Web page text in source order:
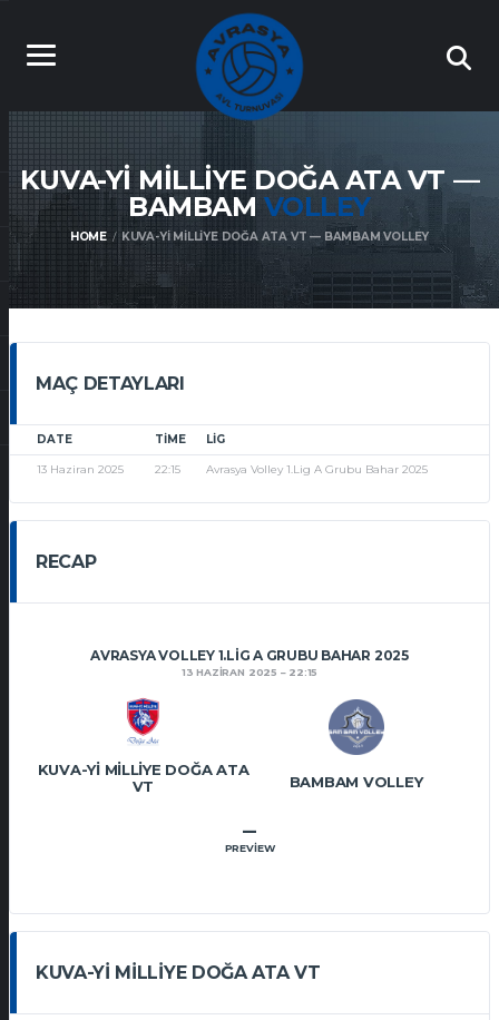
KUVA-YI MILLIYE DOĞA ATA VT —
BAMBAM VOLLEY
HOME KUVA-YI MILLIYE DOĞA ATA VT — BAMBAM VOLLEY
MAÇ DETAYLARI
DATE TIME LIG
13 Haziran 2025 22:15 Avrasya Volley 1.Lig A Grubu Bahar 2025
RECAP
AVRASYA VOLLEY 1.LIG A GRUBU BAHAR 2025
13 HAZIRAN 2025 22:15
KUVA-YI MILLIYE DOĞA ATA
VT
BAMBAM VOLLEY
–
PREVIEW
KUVA-YI MILLIYE DOĞA ATA VT